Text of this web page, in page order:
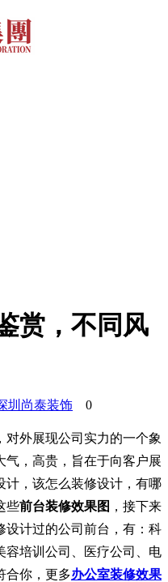
赏，不同风
圳尚泰装饰 0
外展现公司实力的一个象
气，高贵，旨在于向客户展
计，该怎么装修设计，有哪
些前台装修效果图 ，接下来
设计过的公司前台，有：科
容培训公司、医疗公司、电
合你，更多办公室装修效果